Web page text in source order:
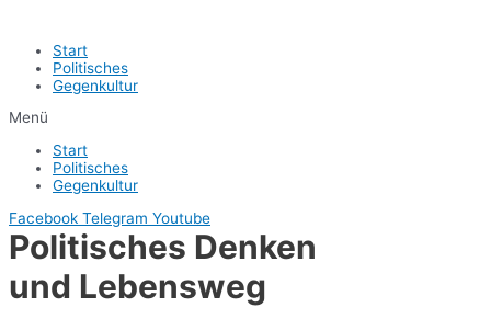
Start
Politisches
Gegenkultur
Menü
Start
Politisches
Gegenkultur
Facebook Telegram Youtube
Politisches Denken
und Lebensweg